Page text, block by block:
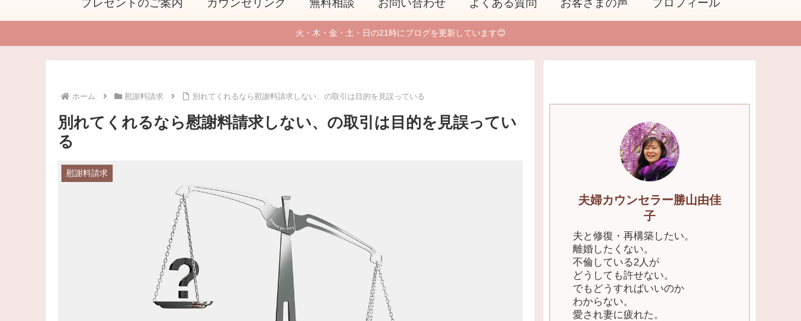
プレゼントのご案内 カウンセリング 無料相談 お問い合わせ よくある質問 お客さまの声 プロフィール
火・木・金・土・日の21時にブログを更新しています😊
ホーム 慰謝料請求 別れてくれるなら慰謝料請求しない、の取引は目的を見誤っている
別れてくれるなら慰謝料請求しない、の取引は目的を見誤ってい
る
慰謝料請求
夫婦カウンセラー勝山由佳
子
夫と修復・再構築したい。
離婚したくない。
不倫している2人が
どうしても許せない。
でもどうすればいいのか
わからない。
愛され妻に疲れた。